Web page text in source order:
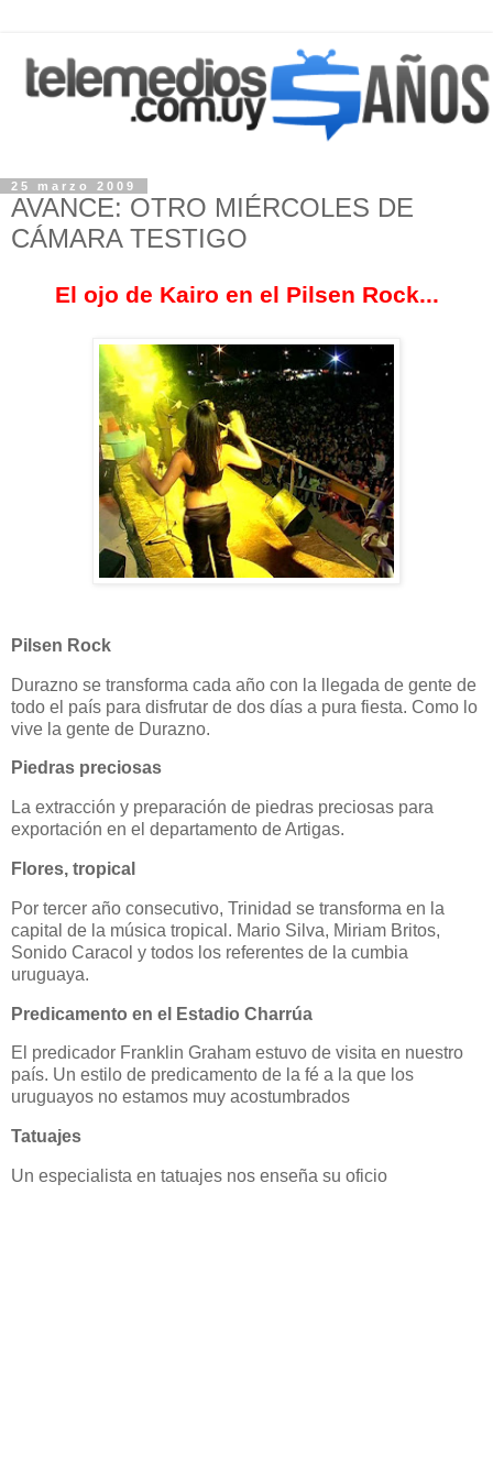
25 marzo 2009
AVANCE: OTRO MIÉRCOLES DE
CÁMARA TESTIGO
El ojo de Kairo en el Pilsen Rock...
Pilsen Rock
Durazno se transforma cada año con la llegada de gente de
todo el país para disfrutar de dos días a pura fiesta. Como lo
vive la gente de Durazno.
Piedras preciosas
La extracción y preparación de piedras preciosas para
exportación en el departamento de Artigas.
Flores, tropical
Por tercer año consecutivo, Trinidad se transforma en la
capital de la música tropical. Mario Silva, Miriam Britos,
Sonido Caracol y todos los referentes de la cumbia
uruguaya.
Predicamento en el Estadio Charrúa
El predicador Franklin Graham estuvo de visita en nuestro
país. Un estilo de predicamento de la fé a la que los
uruguayos no estamos muy acostumbrados
Tatuajes
Un especialista en tatuajes nos enseña su oficio